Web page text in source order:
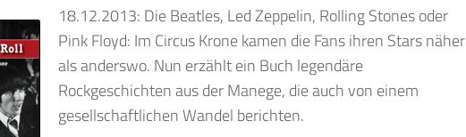
18.12.2013: Die Beatles, Led Zeppelin, Rolling Stones oder
Pink Floyd: Im Circus Krone kamen die Fans ihren Stars näher
als anderswo. Nun erzählt ein Buch legendäre
Rockgeschichten aus der Manege, die auch von einem
gesellschaftlichen Wandel berichten.